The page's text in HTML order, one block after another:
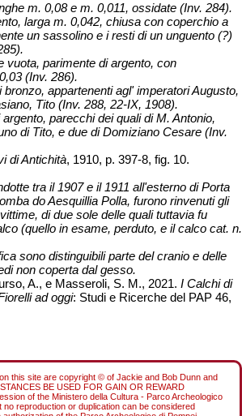
m. 0,08 e m. 0,011, ossidate (Inv. 284).
larga m. 0,042, chiusa con coperchio a
un sassolino e i resti di un unguento (?)
vuota, parimente di argento, con
(Inv. 286).
appartenenti agl' imperatori Augusto,
Tito (Inv. 288, 22-IX, 1908).
parecchi dei quali di M. Antonio,
di Tito, e due di Domiziano Cesare (Inv.
di Antichità, 1910, p. 397-8, fig. 10.
tra il 1907 e il 1911 all'esterno di Porta
do Aesquillia Polla, furono rinvenuti gli
di due sole delle quali tuttavia fu
(quello in esame, perduto, e il calco cat. n.
sono distinguibili parte del cranio e delle
non coperta dal gesso.
A., e Masseroli, S. M., 2021. I Calchi di
ad oggi: Studi e Ricerche del PAP 46,
this site are copyright © of Jackie and Bob Dunn and
BE USED FOR GAIN OR REWARD
of the Ministero della Cultura - Parco Archeologico
no reproduction or duplication can be considered